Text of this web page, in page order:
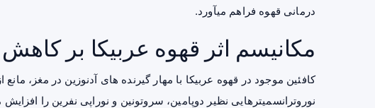
درمانی قهوه فراهم میآورد.
مکانیسم اثر قهوه عربیکا بر
کافئین موجود در قهوه عربیکا با مهار گیرنده‌ های آدنوزین در مغز،
نوروترانسمیترهایی نظیر دوپامین، سروتونین و نوراپی‌ نفرین را افزایش